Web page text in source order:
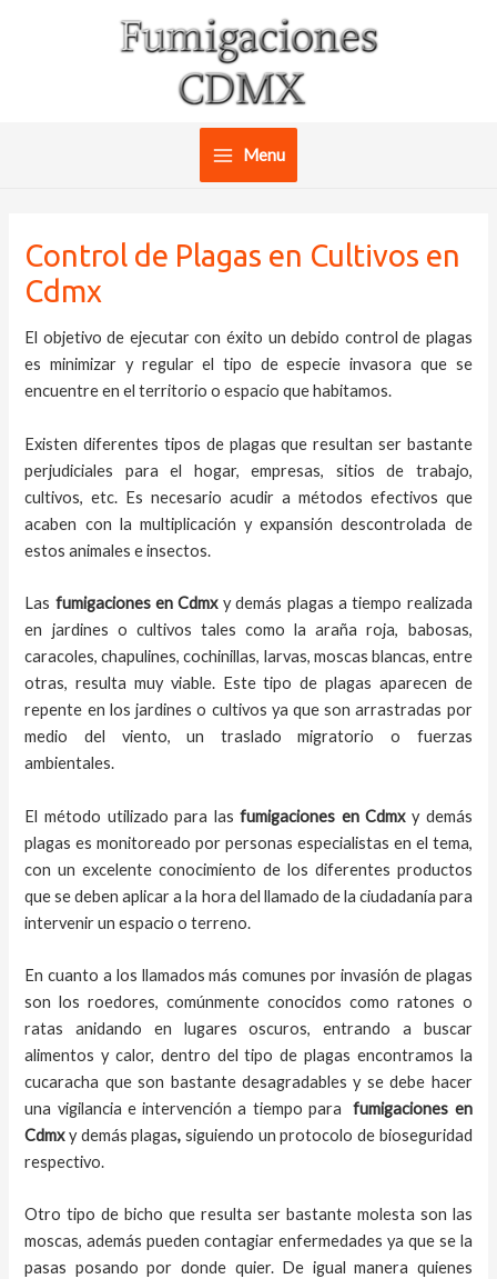
Main
Menu
Control de Plagas en Cultivos en
Cdmx
El objetivo de ejecutar con éxito un debido control de plagas
es minimizar y regular el tipo de especie invasora que se
encuentre en el territorio o espacio que habitamos.
Existen diferentes tipos de plagas que resultan ser bastante
perjudiciales para el hogar, empresas, sitios de trabajo,
cultivos, etc. Es necesario acudir a métodos efectivos que
acaben con la multiplicación y expansión descontrolada de
estos animales e insectos.
Las fumigacionesenCdmx y demás plagas atiempo realizada
en jardines o cultivos tales como la araña roja, babosas,
caracoles, chapulines, cochinillas, larvas, moscas blancas, entre
otras, resulta muy viable. Este tipo de plagas aparecen de
repente en los jardines o cultivos ya que son arrastradas por
medio del viento, un traslado migratorio o fuerzas
ambientales.
El método utilizado para las fumigaciones en Cdmxy demás
plagas es monitoreado por personas especialistas en el tema,
con un excelente conocimiento de los diferentes productos
que se deben aplicar a la hora del llamado de la ciudadanía para
intervenir un espacio o terreno.
En cuanto a los llamados más comunes por invasión de plagas
son los roedores, comúnmente conocidos como ratones o
ratas anidando en lugares oscuros, entrando a buscar
alimentos y calor, dentro del tipo de plagas encontramos la
cucaracha que son bastante desagradables y se debe hacer
una vigilancia e intervención a tiempo parafumigaciones en
Cdmx y demás plagas,siguiendo un protocolo de bioseguridad
respectivo.
Otro tipo de bicho que resulta ser bastante molesta son las
moscas, además pueden contagiar enfermedades ya que se la
pasas posando por donde quier. De igual manera quienes